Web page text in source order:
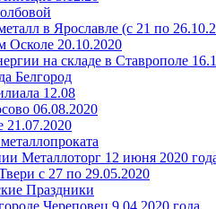
в Ярославле (с 21 по
Осколе 20.10.2020
на складе в Ставрополе
Белгород
12.08
06.08.2020
21.07.2020
Металлоторг 12 июня 2020
с 27 по 29.05.2020
Праздники
Череповец 9.04.2020 года